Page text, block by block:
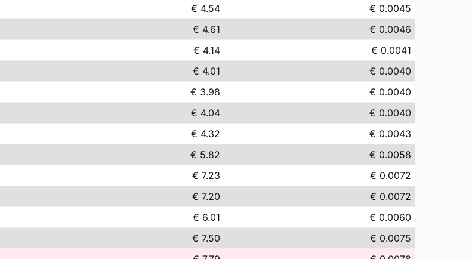
€ 4.54
€ 0.0045
€ 4.61
€ 0.0046
€ 4.14
€ 0.0041
€ 4.01
€ 0.0040
€ 3.98
€ 0.0040
€ 4.04
€ 0.0040
€ 4.32
€ 0.0043
€ 5.82
€ 0.0058
€ 7.23
€ 0.0072
€ 7.20
€ 0.0072
€ 6.01
€ 0.0060
€ 7.50
€ 0.0075